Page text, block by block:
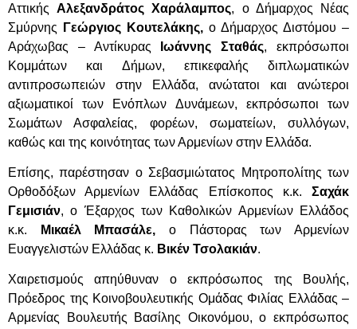
ΑττικήςΑλεξανδράτος Χαράλαμπος, ο Δήμαρχος Νέας
Σμύρνης
Γεώργιος Κουτελάκης, ο Δήμαρχος Διστόμου –
Αράχωβας – Αντίκυρας
Ιωάννης Σταθάς, εκπρόσωποι
Κομμάτων και Δήμων, επικεφαλής διπλωματικών
αντιπροσωπειών στην Ελλάδα, ανώτατοι και ανώτεροι
αξιωματικοί των Ενόπλων Δυνάμεων, εκπρόσωποι των
Σωμάτων Ασφαλείας, φορέων, σωματείων, συλλόγων,
καθώς και της κοινότητας των Αρμενίων στην Ελλάδα.
Επίσης, παρέστησαν ο Σεβασμιώτατος Μητροπολίτης των
Ορθοδόξων Αρμενίων Ελλάδας Επίσκοπος κ.κ. Σαχάκ
Γεμισιάν, ο Έξαρχος των Καθολικών Αρμενίων Ελλάδος
κ.κ.
Μικαέλ Μπασάλε,ο Πάστορας των Αρμενίων
Ευαγγελιστών Ελλάδας κ. Βικέν Τσολακιάν.
Χαιρετισμούς απηύθυναν ο εκπρόσωπος της Βουλής,
Πρόεδρος της Κοινοβουλευτικής Ομάδας Φιλίας Ελλάδας –
Αρμενίας Βουλευτής Βασίλης Οικονόμου, ο εκπρόσωπος